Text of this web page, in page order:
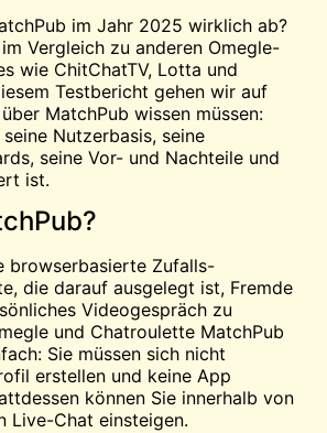
im Jahr 2025 wirklich ab?
Vergleich zu anderen Omegle-
wie ChitChatTV, Lotta und
Testbericht gehen wir auf
MatchPub wissen müssen:
Nutzerbasis, seine
seine Vor- und Nachteile und
ist.
browserbasierte Zufalls-
die darauf ausgelegt ist, Fremde
Videogespräch zu
und Chatroulette MatchPub
Sie müssen sich nicht
erstellen und keine App
können Sie innerhalb von
Live-Chat einsteigen.